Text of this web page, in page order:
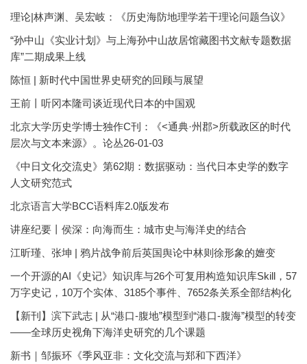
理论|林声渊、吴宏岐：《历史海防地理学若干理论问题刍议》
“孙中山《实业计划》与上海孙中山故居馆藏图书文献专题数据
库”二期成果上线
陈恒 | 新时代中国世界史研究的回顾与展望
王前丨听冈本隆司谈近现代日本的中国观
北京大学历史学博士独作C刊：《<通典·州郡>所载政区的时代
层次与文本来源》。论丛26-01-03
《中日文化交流史》第62期：数据驱动：当代日本史学的数字
人文研究范式
北京语言大学BCC语料库2.0版发布
讲座纪要丨侯深：向海而生：城市史与海洋史的结合
江昕瑾、张坤 | 鸦片战争前后英国舆论中林则徐形象的嬗变
一个开源的AI《史记》知识库与26个可复用构造知识库Skill，57
万字史记，10万个实体、3185个事件、7652条关系全部结构化
【新刊】滨下武志 | 从“港口-腹地”模型到“港口-腹海”模型的转变
——全球历史视角下海洋史研究的几个课题
新书｜邹振环《季风亚非：文化交流与郑和下西洋》